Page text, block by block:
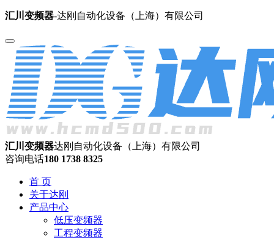
汇川变频器-达刚自动化设备（上海）有限公司
汇川变频器达刚自动化设备（上海）有限公司
咨询电话180 1738 8325
首 页
关于达刚
产品中心
低压变频器
工程变频器